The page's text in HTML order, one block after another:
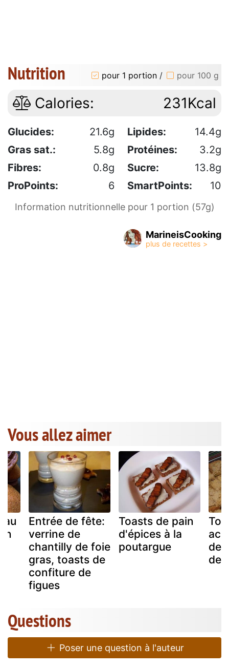
Nutrition pour 1 portion / pour 100 g
Calories: 231Kcal
Glucides: 21.6g Lipides:
14.4g
Gras sat.:
5.8g Protéines:
3.2g
Fibres:
0.8g Sucre:
13.8g
ProPoints:
6 SmartPoints: 10
Information nutritionnelle pour 1 portion (57g)
MarineisCooking
Vous allez aimer
au
Entrée de fête:
verrine de
chantilly de foie
gras, toasts de
confiture de
figues
Toasts de pain
d'épices à la
poutargue
de
de
Questions
Poser une question à l'auteur